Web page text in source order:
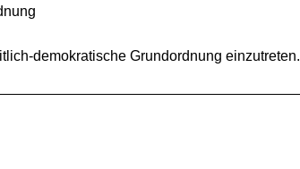
demokratische Grundordnung einzutreten.